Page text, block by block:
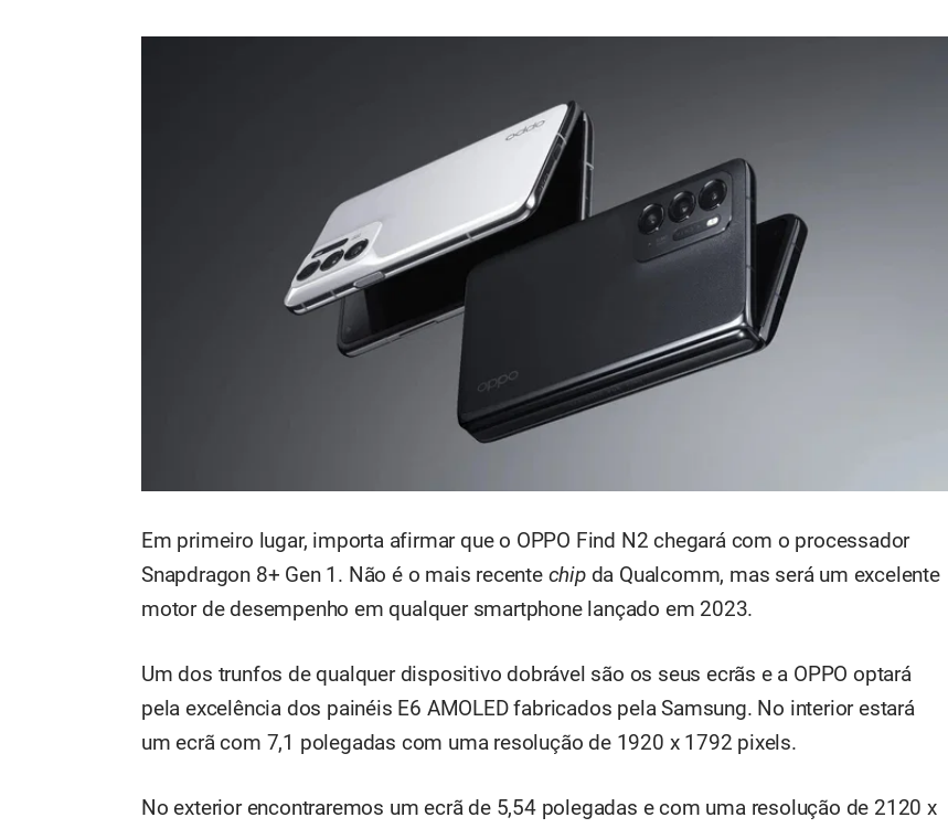
Em primeiro lugar, importa afirmar que o OPPO Find N2 chegará com o processador
Snapdragon 8+ Gen 1. Não é o mais recente chip da Qualcomm, mas será um excelente
motor de desempenho em qualquer smartphone lançado em 2023.
Um dos trunfos de qualquer dispositivo dobrável são os seus ecrãs e a OPPO optará
pela excelência dos painéis E6 AMOLED fabricados pela Samsung. No interior estará
um ecrã com 7,1 polegadas com uma resolução de 1920 x 1792 pixels.
No exterior encontraremos um ecrã de 5,54 polegadas e com uma resolução de 2120 x